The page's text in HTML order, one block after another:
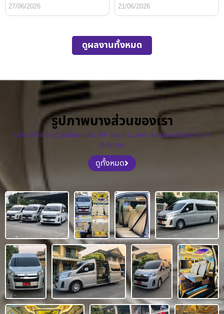
27/06/2026 21/06/2026
ดูผลงานทั้งหมด
รูปภาพบางส่วนของเรา
บริการให้เช่ารถตู้ พร้อมคนขับ VIP แบบครบวงจร รถสวย บริการดี ราคา
มิตรภาพ
ดูทั้งหมด